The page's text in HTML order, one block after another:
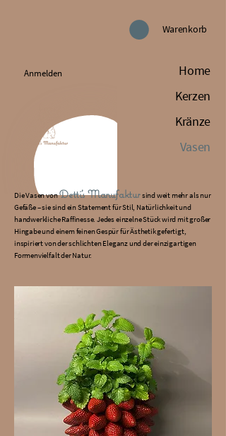
Anmelden
Warenkorb
Home
Kerzen
Kränze
Vasen
Die Vasen von Detti’s Manufaktursind weit mehr als nur
Gefäße – sie sind ein Statement für Stil, Natürlichkeit und
handwerkliche Raffinesse. Jedes einzelne Stück wird mit großer
Hingabe und einem feinen Gespür für Ästhetik gefertigt,
inspiriert von der schlichten Eleganz und der einzigartigen
Formenvielfalt der Natur.